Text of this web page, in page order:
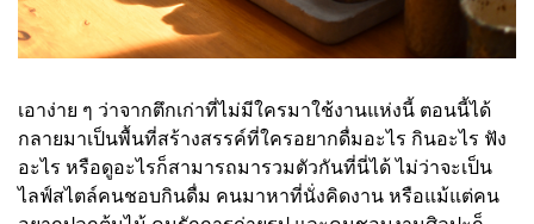
เอาง่าย ๆ ว่าจากตึกเก่าที่ไม่มีใครมาใช้งานแห่งนี้ ตอนนี้ได้
กลายมาเป็นพื้นที่สร้างสรรค์ที่ใครอยากดื่มอะไร กินอะไร ฟัง
อะไร หรือดูอะไรก็สามารถมารวมตัวกันที่นี่ได้ ไม่ว่าจะเป็น
ไลฟ์สไตล์คนชอบกินดื่ม คนมาหาที่นั่งคิดงาน หรือแม้แต่คน